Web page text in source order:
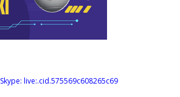
Skype: live:.cid.575569c608265c69